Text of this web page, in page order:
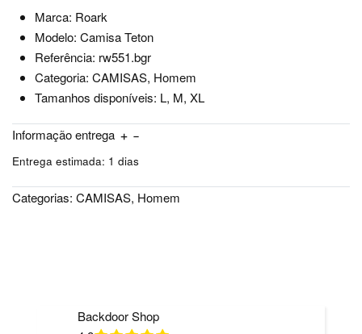
Marca: Roark
Modelo: Camisa Teton
Referência: rw551.bgr
Categoria: CAMISAS, Homem
Tamanhos disponíveis: L, M, XL
Informação entrega
Entrega estimada: 1 dias
Categorias: CAMISAS, Homem
Backdoor Shop